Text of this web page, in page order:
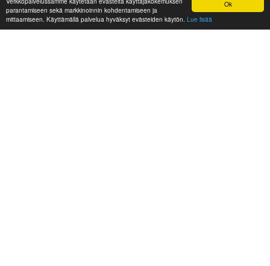
Ok
parantamiseen sekä markkinoinnin kohdentamiseen ja
mittaamiseen. Käyttämällä palvelua hyväksyt evästeiden käytön. Lue lisää